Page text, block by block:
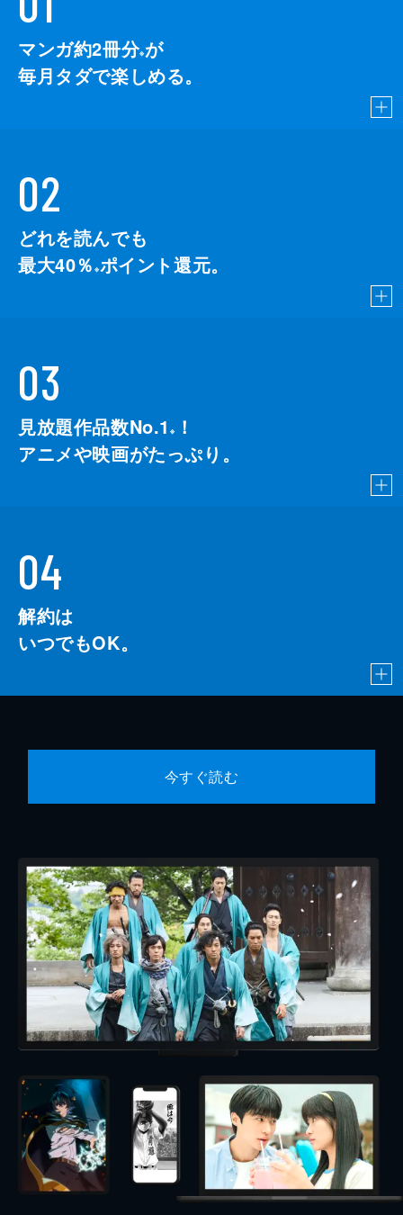
マンガ約2冊分※が
毎月タダで楽しめる。
02
どれを読んでも
最大40％ ※ポイント還元。
03
見放題作品数No.1 ※
！
アニメや映画がたっぷり。
04
解約は
いつでもOK。
今すぐ読む